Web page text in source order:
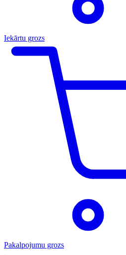
Iekārtu grozs
Pakalpojumu grozs